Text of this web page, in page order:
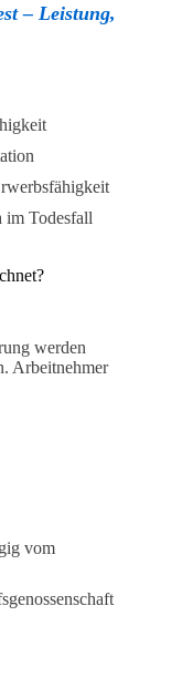
– Leistung,
im Todesfall
werden
Arbeitnehmer
vom